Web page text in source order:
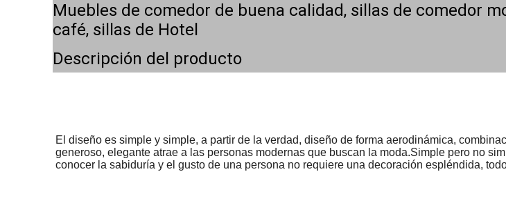
Muebles de comedor de buena calidad, sillas de comedor
café, sillas de Hotel
Descripción del producto
El diseño es simple y simple, a partir de la verdad, diseño de forma aerodinámica,
generoso, elegante atrae a las personas modernas que buscan la moda.Simple pero no
conocer la sabiduría y el gusto de una persona no requiere una decoración espléndida,